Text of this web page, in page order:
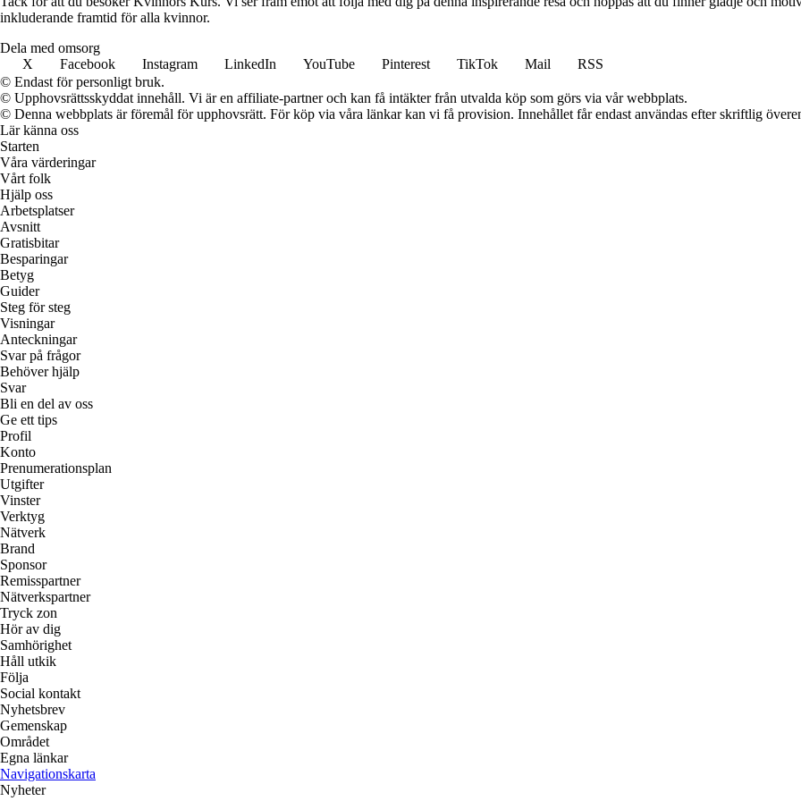
inkluderande framtid för alla kvinnor.
Dela med omsorg
X
Facebook Instagram LinkedIn YouTube Pinterest TikTok Mail
RSS
© Endast för personligt bruk.
© Upphovsrättsskyddat innehåll. Vi är en affiliate-partner och kan få intäkter från utvalda köp som görs via vår webbplats.
© Denna webbplats är föremål för upphovsrätt. För köp via våra länkar kan vi få provision. Innehållet får endast användas efter skriftlig
Lär känna oss
Starten
Våra värderingar
Vårt folk
Hjälp oss
Arbetsplatser
Avsnitt
Gratisbitar
Besparingar
Betyg
Guider
Steg för steg
Visningar
Anteckningar
Svar på frågor
Behöver hjälp
Svar
Bli en del av oss
Ge ett tips
Profil
Konto
Prenumerationsplan
Utgifter
Vinster
Verktyg
Nätverk
Brand
Sponsor
Remisspartner
Nätverkspartner
Tryck zon
Hör av dig
Samhörighet
Håll utkik
Följa
Social kontakt
Nyhetsbrev
Gemenskap
Området
Egna länkar
Navigationskarta
Nyheter